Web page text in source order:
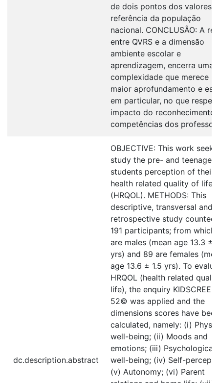
de dois pontos dos valores
referência da população
nacional. CONCLUSÃO: A
entre QVRS e a dimensão
ambiente escolar e
aprendizagem, encerra uma
complexidade que merece
maior aprofundamento e
em particular, no que
impacto do reconhecimento
competências dos
dc.description.abstract
OBJECTIVE: This work
study the pre- and teenager
students perception of their
health related quality of life
(HRQOL). METHODS: This
descriptive, transversal and
retrospective study counted
191 participants; from which
are males (mean age 13.3 ±
yrs) and 89 are females
age 13.6 ± 1.5 yrs). To
HRQOL (health related
life), the enquiry
52© was applied and the
dimensions scores have been
calculated, namely: (i)
well-being; (ii) Moods and
emotions; (iii) Psychological
well-being; (iv) Self-
(v) Autonomy; (vi) Parent